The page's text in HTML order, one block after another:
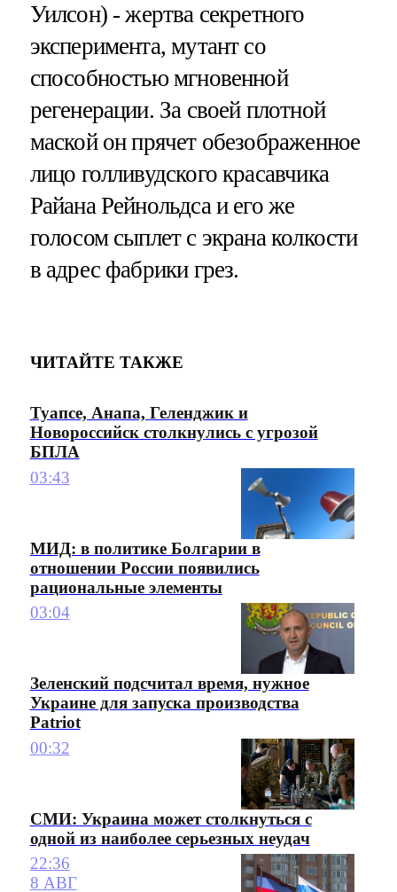
Уилсон) - жертва секретного
эксперимента, мутант со
способностью мгновенной
регенерации. За своей плотной
маской он прячет обезображенное
лицо голливудского красавчика
Райана Рейнольдса и его же
голосом сыплет с экрана колкости
в адрес фабрики грез.
ЧИТАЙТЕ ТАКЖЕ
Туапсе, Анапа, Геленджик и
Новороссийск столкнулись с угрозой
БПЛА
03:43
МИД: в политике Болгарии в
отношении России появились
рациональные элементы
03:04
Зеленский подсчитал время, нужное
Украине для запуска производства
Patriot
00:32
СМИ: Украина может столкнуться с
одной из наиболее серьезных неудач
22:36
8 АВГ